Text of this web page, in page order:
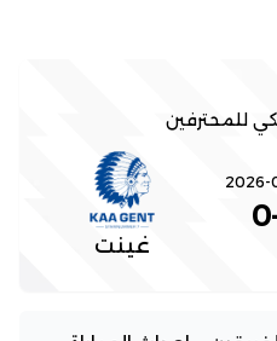
للمحترفين
2026-
0
غينت